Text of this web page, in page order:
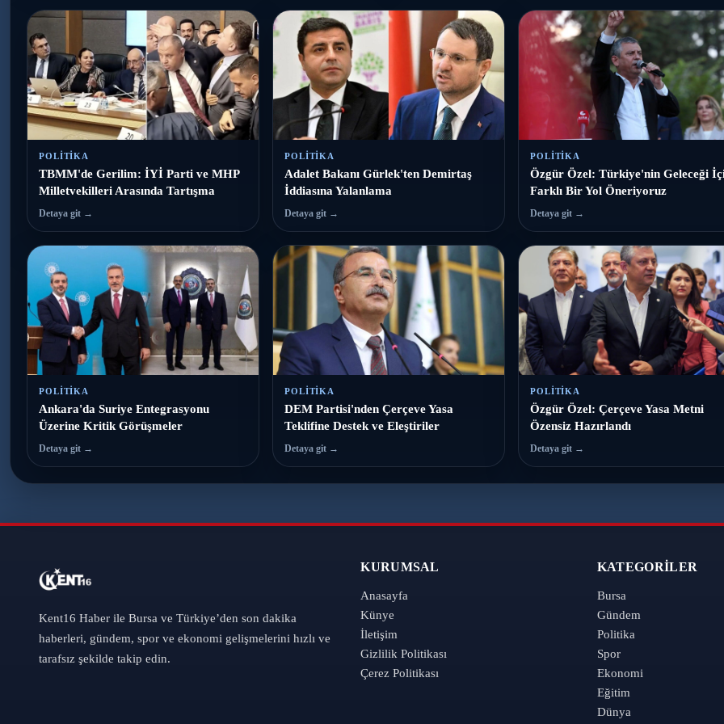
POLITIKA
TBMM'de Gerilim: İYİ Parti ve MHP
Milletvekilleri Arasında Tartışma
Detaya git →
POLITIKA
Adalet Bakanı Gürlek'ten Demirtaş
İddiasına Yalanlama
Detaya git →
POLITIKA
Özgür Özel: Türkiye'nin Geleceği
Farklı Bir Yol Öneriyoruz
Detaya git →
POLITIKA
Ankara'da Suriye Entegrasyonu
Üzerine Kritik Görüşmeler
Detaya git →
POLITIKA
DEM Partisi'nden Çerçeve Yasa
Teklifine Destek ve Eleştiriler
Detaya git →
POLITIKA
Özgür Özel: Çerçeve Yasa Metni
Özensiz Hazırlandı
Detaya git →
Kent16 Haber ile Bursa ve Türkiye’den son dakika
haberleri, gündem, spor ve ekonomi gelişmelerini hızlı ve
tarafsız şekilde takip edin.
KURUMSAL
Anasayfa
Künye
İletişim
Gizlilik Politikası
Çerez Politikası
KATEGORILER
Bursa
Gündem
Politika
Spor
Ekonomi
Eğitim
Dünya